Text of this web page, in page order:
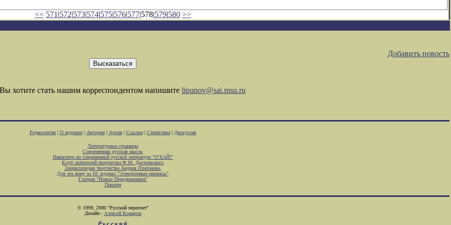
<< 571 |572|573|574|575|576|577|578|579|580 >>
Добавить новость
хотите стать нашим корреспондентом напишите lipunov@sai.msu.ru
Редколлегия| О журнале| Авторам| Архив| Ссылки| Статистика| Дискуссия
Литературные страницы
Современная русская мысль
Навигатор по современной русской литературе "О'ХАЙ!"
Клуб любителей творчества Ф.М. Достоевского
Энциклопедия творчества Андрея Платонова
Для тех кому за 10: журнал "Электронные пампасы"
Галерея "Новые Передвижники"
Пишите
© 1999, 2000 "Русский переплет"
Дизайн - Алексей Комаров